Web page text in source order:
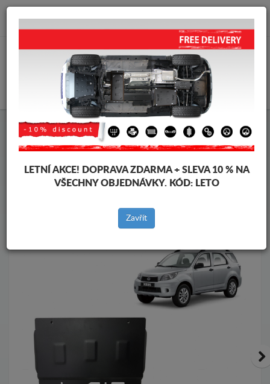
info@krytpodmotor.com
Kryt pod motor Daihatsu Kryt pod motor Daihatsu Terios
vozidel
Značky vozidel
Zpět na produkty
LETNÍ AKCE! DOPRAVA ZDARMA + SLEVA 10 % NA
VŠECHNY OBJEDNÁVKY. KÓD: LETO
Zavřít